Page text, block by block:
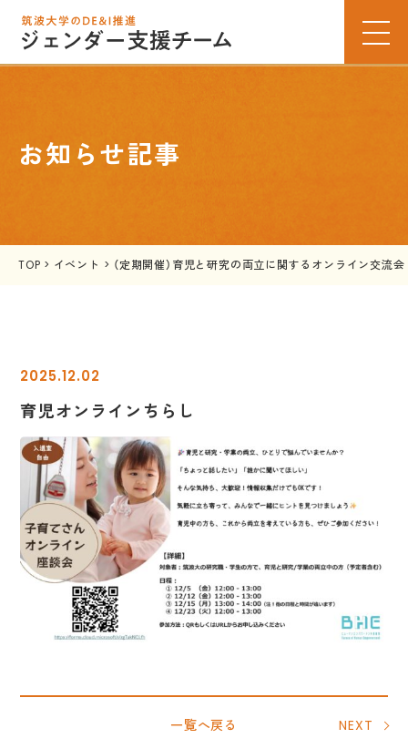
お知らせ記事
TOP > イベント > （定期開催）育児と研究の両立に関するオンライン交流会
2025.12.02
育児オンラインちらし
一覧へ戻る NEXT